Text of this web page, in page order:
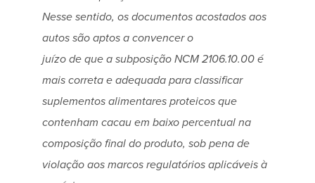
Nesse sentido, os documentos acostados aos
autos são aptos a convencer o
juízo de que a subposição NCM 2106.10.00 é
mais correta e adequada para classificar
suplementos alimentares proteicos que
contenham cacau em baixo percentual na
composição final do produto, sob pena de
violação aos marcos regulatórios aplicáveis à